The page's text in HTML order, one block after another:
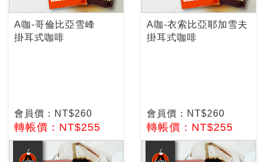
A咖-哥倫比亞雪峰
掛耳式咖啡
會員價：NT$260
轉帳價：NT$255
A咖-衣索比亞耶加雪夫
掛耳式咖啡
會員價：NT$260
轉帳價：NT$255